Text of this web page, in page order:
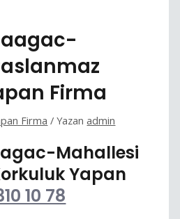
Firma
Firma / Yazan admin
Mahallesi
Yapan
10 78